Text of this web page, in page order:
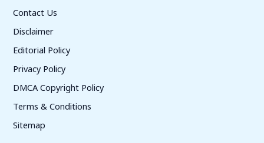
Contact Us
Disclaimer
Editorial Policy
Privacy Policy
DMCA Copyright Policy
Terms & Conditions
Sitemap